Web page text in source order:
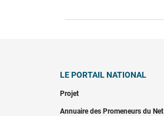
LE PORTAIL NATIONAL
Projet
Annuaire des Promeneurs du Net